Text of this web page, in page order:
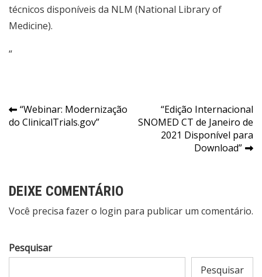
técnicos disponíveis da NLM (National Library of
Medicine).
“
Navegação
de
“Webinar: Modernização
do ClinicalTrials.gov”
“Edição Internacional
SNOMED CT de Janeiro de
2021 Disponível para
Download”
DEIXE COMENTÁRIO
Você precisa fazer o login para publicar um comentário.
Pesquisar
Pesquisar